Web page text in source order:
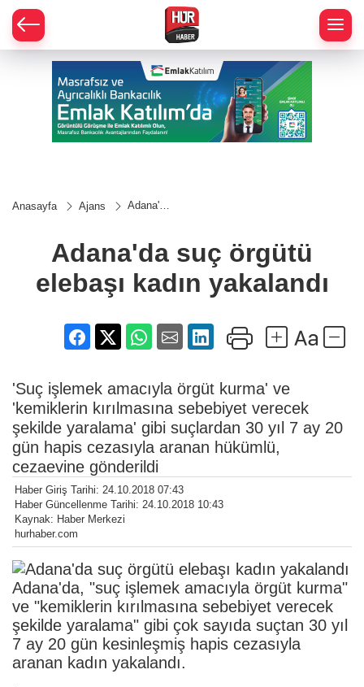
Anasayfa Ajans
Adana'da
elebaşı
kadın
Adana'da suç örgütü
elebaşı kadın yakalandı
'Suç işlemek amacıyla örgüt kurma' ve
'kemiklerin kırılmasına sebebiyet verecek
şekilde yaralama' gibi suçlardan 30 yıl 7 ay 20
gün hapis cezasıyla aranan hükümlü,
cezaevine gönderildi
Haber Giriş Tarihi: 24.10.2018 07:43
Haber Güncellenme Tarihi: 24.10.2018 10:43
Kaynak: Haber Merkezi
hurhaber.com
Adana'da, "suç işlemek amacıyla örgüt kurma"
ve "kemiklerin kırılmasına sebebiyet verecek
şekilde yaralama" gibi çok sayıda suçtan 30 yıl
7 ay 20 gün kesinleşmiş hapis cezasıyla
aranan kadın yakalandı.